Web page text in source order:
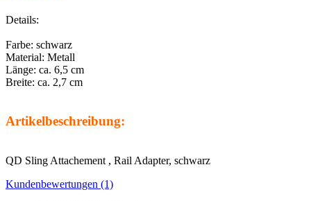
Details:
Farbe: schwarz
Material: Metall
Länge: ca. 6,5 cm
Breite: ca. 2,7 cm
Artikelbeschreibung:
QD Sling Attachement , Rail Adapter, schwarz
Kundenbewertungen (1)